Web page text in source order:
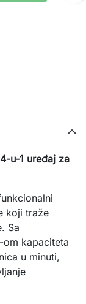
u-1 uređaj za
koji traže
Sa
om kapaciteta
u minuti,